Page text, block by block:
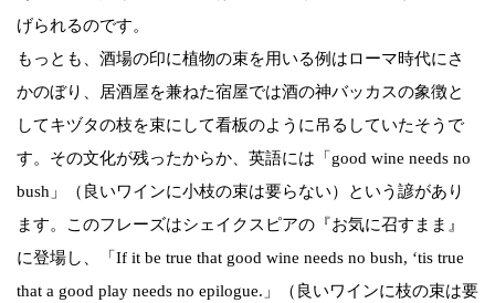
げられるのです。
もっとも、酒場の印に植物の束を用いる例はローマ時代にさ
かのぼり、居酒屋を兼ねた宿屋では酒の神バッカスの象徴と
してキヅタの枝を束にして看板のように吊るしていたそうで
す。その文化が残ったからか、英語には「good wine needs no
bush」（良いワインに小枝の束は要らない）という諺があり
ます。このフレーズはシェイクスピアの『お気に召すまま』
に登場し、「If it be true that good wine needs no bush, ‘tis true
that a good play needs no epilogue.」（良いワインに枝の束は要